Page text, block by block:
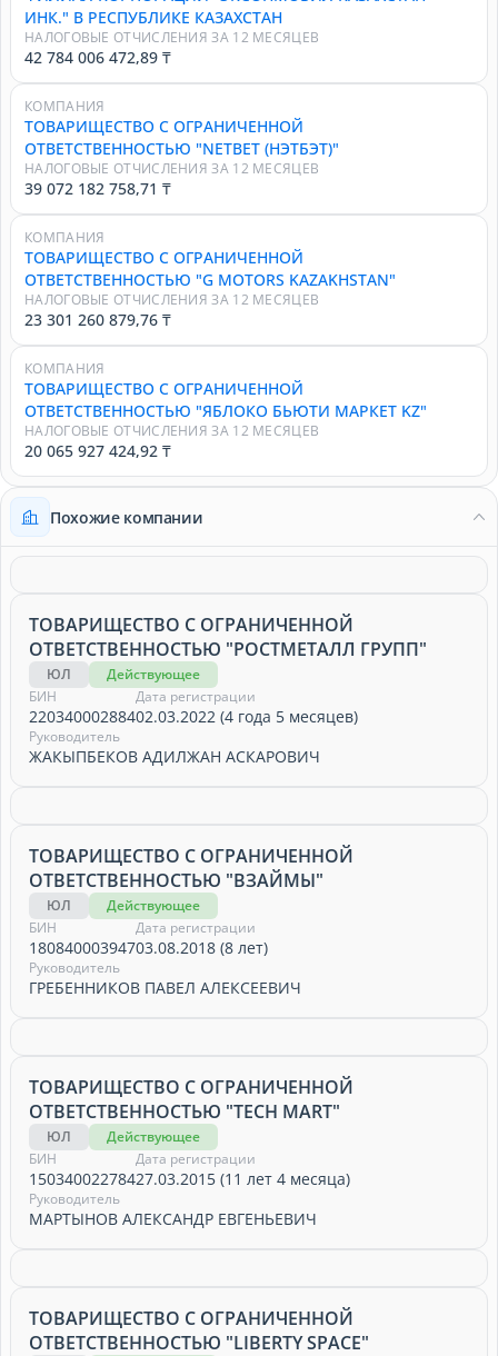
ИНК." В РЕСПУБЛИКЕ КАЗАХСТАН
НАЛОГОВЫЕ ОТЧИСЛЕНИЯ ЗА 12 МЕСЯЦЕВ
42 784 006 472,89 ₸
КОМПАНИЯ
ТОВАРИЩЕСТВО С ОГРАНИЧЕННОЙ
ОТВЕТСТВЕННОСТЬЮ "NETBET (НЭТБЭТ)"
НАЛОГОВЫЕ ОТЧИСЛЕНИЯ ЗА 12 МЕСЯЦЕВ
39 072 182 758,71 ₸
КОМПАНИЯ
ТОВАРИЩЕСТВО С ОГРАНИЧЕННОЙ
ОТВЕТСТВЕННОСТЬЮ "G MOTORS KAZAKHSTAN"
НАЛОГОВЫЕ ОТЧИСЛЕНИЯ ЗА 12 МЕСЯЦЕВ
23 301 260 879,76 ₸
КОМПАНИЯ
ТОВАРИЩЕСТВО С ОГРАНИЧЕННОЙ
ОТВЕТСТВЕННОСТЬЮ "ЯБЛОКО БЬЮТИ МАРКЕТ KZ"
НАЛОГОВЫЕ ОТЧИСЛЕНИЯ ЗА 12 МЕСЯЦЕВ
20 065 927 424,92 ₸
Похожие компании
ТОВАРИЩЕСТВО С ОГРАНИЧЕННОЙ
ОТВЕТСТВЕННОСТЬЮ "РОСТМЕТАЛЛ ГРУПП"
ЮЛ
Действующее
БИН
220340002884
Дата регистрации
02.03.2022 (4 года 5 месяцев)
Руководитель
ЖАКЫПБЕКОВ АДИЛЖАН АСКАРОВИЧ
ТОВАРИЩЕСТВО С ОГРАНИЧЕННОЙ
ОТВЕТСТВЕННОСТЬЮ "ВЗАЙМЫ"
ЮЛ
Действующее
БИН
180840003947
Дата регистрации
03.08.2018 (8 лет)
Руководитель
ГРЕБЕННИКОВ ПАВЕЛ АЛЕКСЕЕВИЧ
ТОВАРИЩЕСТВО С ОГРАНИЧЕННОЙ
ОТВЕТСТВЕННОСТЬЮ "TECH MART"
ЮЛ
Действующее
БИН
150340022784
Дата регистрации
27.03.2015 (11 лет 4 месяца)
Руководитель
МАРТЫНОВ АЛЕКСАНДР ЕВГЕНЬЕВИЧ
ТОВАРИЩЕСТВО С ОГРАНИЧЕННОЙ
ОТВЕТСТВЕННОСТЬЮ "LIBERTY SPACE"